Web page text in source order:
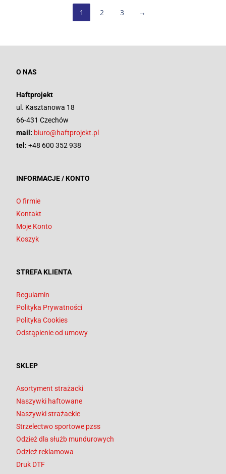
1 2 3 →
O NAS
Haftprojekt
ul. Kasztanowa 18
66-431 Czechów
mail: biuro@haftprojekt.pl
tel: +48 600 352 938
INFORMACJE / KONTO
O firmie
Kontakt
Moje Konto
Koszyk
STREFA KLIENTA
Regulamin
Polityka Prywatności
Polityka Cookies
Odstąpienie od umowy
SKLEP
Asortyment strażacki
Naszywki haftowane
Naszywki strażackie
Strzelectwo sportowe pzss
Odzież dla służb mundurowych
Odzież reklamowa
Druk DTF